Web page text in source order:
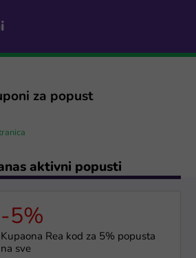
za popust
aktivni popusti
-5%
Kupaona Rea kod za 5% popusta
na sve